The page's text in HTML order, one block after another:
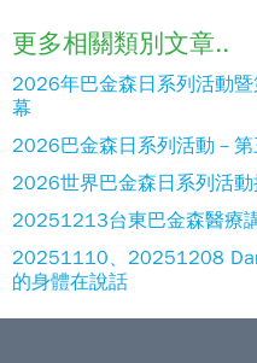
更多相關類別文章..
2026年巴金森日系列活動
幕
2026巴金森日系列活動－
2026世界巴金森日系列活
20251213台東巴金森醫療
20251110、20251208
的身體在說話